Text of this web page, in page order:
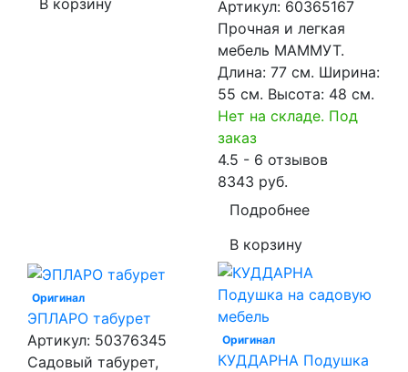
В корзину
Артикул: 60365167
Прочная и легкая
мебель МАММУТ.
Длина: 77 см. Ширина:
55 см. Высота: 48 см.
Нет на складе. Под
заказ
4.5 - 6 отзывов
8343 руб.
Подробнее
В корзину
Оригинал
ЭПЛАРО табурет
Артикул: 50376345
Садовый табурет,
Оригинал
КУДДАРНА Подушка